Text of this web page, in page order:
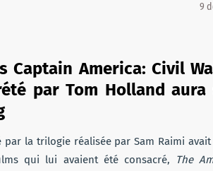
9
Captain America: Civil
par Tom Holland
la trilogie réalisée par Sam Raimi
qui lui avaient été consacré,
The